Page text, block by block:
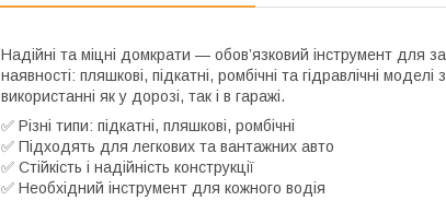
Надійні та міцні домкрати — обов’язковий інструмент для
наявності: пляшкові, підкатні, ромбічні та гідравлічні
використанні як у дорозі, так і в гаражі.
✅ Різні типи: підкатні, пляшкові, ромбічні
✅ Підходять для легкових та вантажних авто
✅ Стійкість і надійність конструкції
✅ Необхідний інструмент для кожного водія